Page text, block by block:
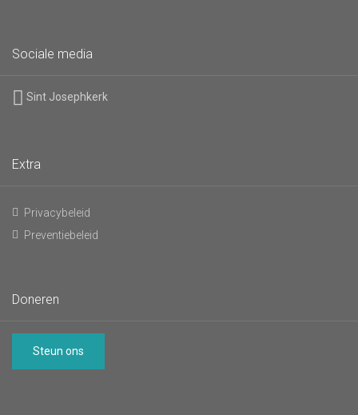
Sociale media
Sint Josephkerk
Extra
Privacybeleid
Preventiebeleid
Doneren
Steun ons